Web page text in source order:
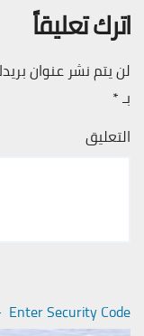
اترك تعليقاً
لن يتم نشر عنوان
بـ*
التعليق
Enter Security Code